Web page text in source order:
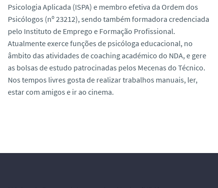
Psicologia Aplicada (ISPA) e membro efetiva da Ordem dos
Psicólogos (nº 23212), sendo também formadora credenciada
pelo Instituto de Emprego e Formação Profissional.
Atualmente exerce funções de psicóloga educacional, no
âmbito das atividades de coaching académico do NDA, e gere
as bolsas de estudo patrocinadas pelos Mecenas do Técnico.
Nos tempos livres gosta de realizar trabalhos manuais, ler,
estar com amigos e ir ao cinema.